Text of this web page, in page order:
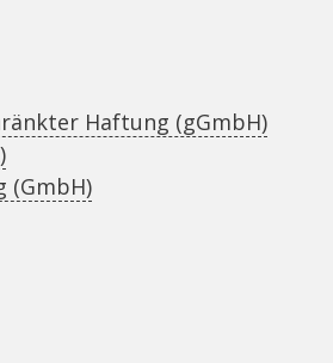
Haftung (gGmbH)
(GmbH)